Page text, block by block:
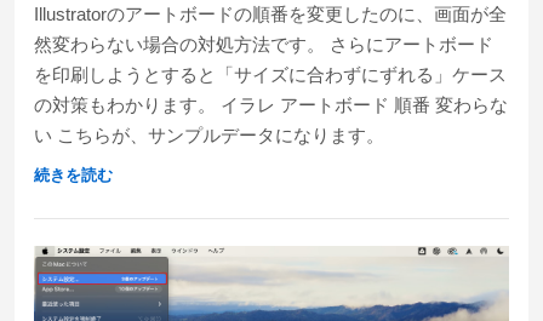
Illustratorのアートボードの順番を変更したのに、画面が全
然変わらない場合の対処方法です。 さらにアートボード
を印刷しようとすると「サイズに合わずにずれる」ケース
の対策もわかります。 イラレ アートボード 順番 変わらな
い こちらが、サンプルデータになります。
続きを読む